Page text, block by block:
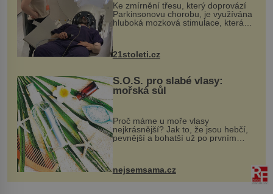
Ke zmírnění třesu, který doprovází
Parkinsonovu chorobu, je využívána
hluboká mozková stimulace, která
však vyžaduje vysoce invazivní
k dostatečně přesnému zacílení ...
21stoleti.cz
S.O.S. pro slabé vlasy:
mořská sůl
Proč máme u moře vlasy
nejkrásnější? Jak to, že jsou hebčí,
pevnější a bohatší už po prvním
vlasy. ...
nejsemsama.cz